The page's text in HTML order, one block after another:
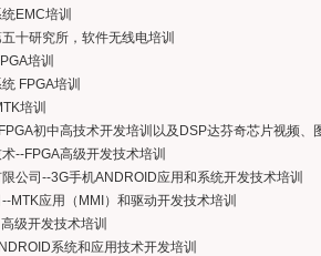
EMC培训
十研究所，软件无线电培训
培训
FPGA培训
培训
初中高技术开发培训以及DSP达芬奇芯片视频、
--FPGA高级开发技术培训
公司--3G手机ANDROID应用和系统开发技术培训
MTK应用（MMI）和驱动开发技术培训
级开发技术培训
系统和应用技术开发培训